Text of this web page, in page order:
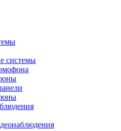
системы